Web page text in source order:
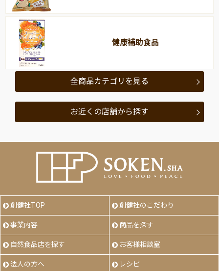
健康補助食品
全商品カテゴリを見る
お近くの店舗から探す
創健社TOP 創健社のこだわり
事業内容 商品を探す
自然食品店を探す お客様相談室
法人の方へ レシピ